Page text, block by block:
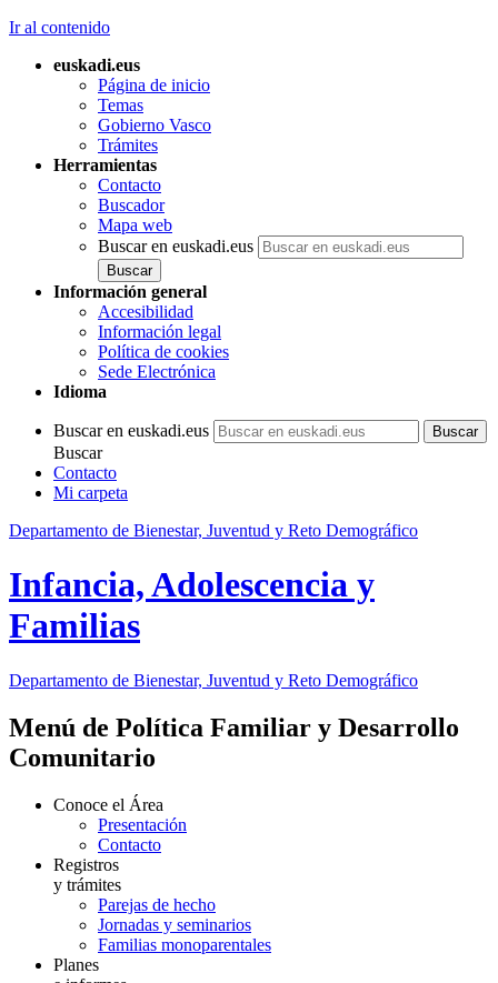
Ir al contenido
euskadi.eus
Página de inicio
Temas
Gobierno Vasco
Trámites
Herramientas
Contacto
Buscador
Mapa web
Buscar en euskadi.eus
Información general
Accesibilidad
Información legal
Política de cookies
Sede Electrónica
Idioma
Buscar en euskadi.eus
Buscar
Contacto
Mi carpeta
Departamento de Bienestar, Juventud y Reto Demográfico
Infancia, Adolescencia y
Familias
Departamento de Bienestar, Juventud y Reto Demográfico
Menú de Política Familiar y Desarrollo
Comunitario
Conoce el Área
Presentación
Contacto
Registros
y trámites
Parejas de hecho
Jornadas y seminarios
Familias monoparentales
Planes